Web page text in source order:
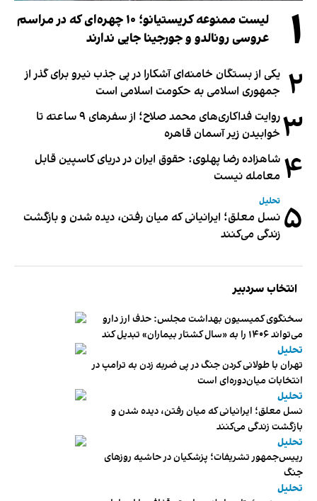
۱
لیست ممنوعه کریستیانو؛ ۱۰ چهره‌ای که در مراسم
عروسی رونالدو و جورجینا جایی ندارند
۲ یکی از بستگان خامنه‌ای آشکارا در پی جذب نیرو برای گذر از
جمهوری اسلامی به حکومت اسلامی است
۳
روایت فداکاری‌های محمد صلاح؛ از سفرهای ۹ ساعته تا
خوابیدن زیر آسمان قاهره
۴ شاهزاده رضا پهلوی: حقوق ایران در دریای کاسپین قابل
معامله نیست
۵ تحلیل
نسل معلق؛ ایرانیانی که میان رفتن، دیده شدن و بازگشت
زندگی می‌کنند
انتخاب سردبیر
سخنگوی کمیسیون بهداشت مجلس: حذف ارز دارو
می‌تواند ۱۴۰۶ را به «سال کشتار بیماران» تبدیل کند
تحلیل
تهران با طولانی کردن جنگ در پی ضربه زدن به ترامپ در
انتخابات میان‌دوره‌ای است
تحلیل
نسل معلق؛ ایرانیانی که میان رفتن، دیده شدن و
بازگشت زندگی می‌کنند
تحلیل
رییس‌جمهور تشریفات؛ پزشکیان در حاشیه روزهای
جنگ
تحلیل